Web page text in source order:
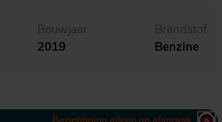
Bouwjaar
2019
Brandstof
Benzine